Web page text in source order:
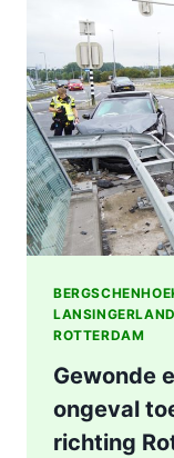
LANSINGERLAND
ROTTERDAM
Gewonde
ongeval
richting